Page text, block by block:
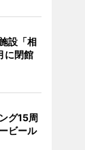
設「相
に閉館
グ15周
ビール